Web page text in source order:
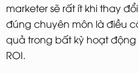
marketer sẽ rất ít khi thay
đúng chuyên môn là điều
quả trong bất kỳ hoạt
ROI.